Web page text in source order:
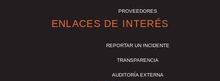
PROVEEDORES
ENLACES DE INTERÉS
REPORTAR UN INCIDENTE
TRANSPARENCIA
AUDITORÍA EXTERNA